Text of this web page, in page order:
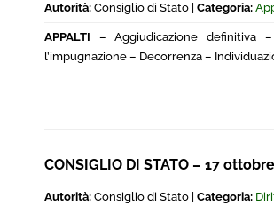
Autorità: Consiglio di Stato | Categoria:
APPALTI – Aggiudicazione definitiva
l’impugnazione – Decorrenza –
CONSIGLIO DI STATO – 17
Autorità: Consiglio di Stato | Categoria: